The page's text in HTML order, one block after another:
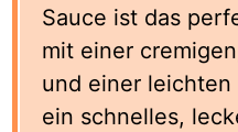
Sauce ist das
mit einer
und einer
ein schnelles,